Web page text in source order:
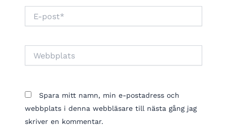
post*
Spara mitt namn, min e-postadress och
webbplats i denna webbläsare till nästa gång jag
skriver en kommentar.